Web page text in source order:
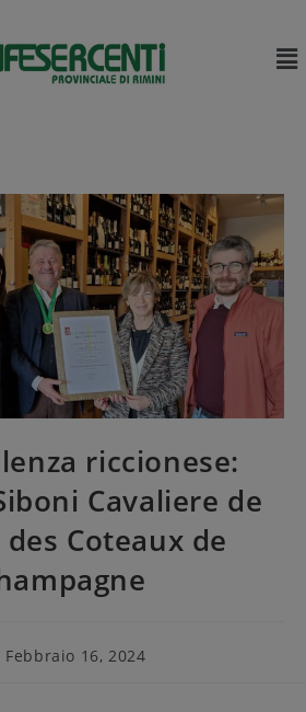
riccionese:
Cavaliere de
des Coteaux de
Febbraio 16, 2024